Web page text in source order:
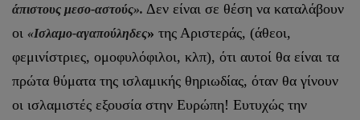
άπιστους μεσο-αστούς». Δεν είναι σε θέση να καταλάβουν
οι «Ισλαμο-αγαπούληδες» της Αριστεράς, (άθεοι,
φεμινίστριες, ομοφυλόφιλοι, κλπ), ότι αυτοί θα είναι τα
πρώτα θύματα της ισλαμικής θηριωδίας, όταν θα γίνουν
οι ισλαμιστές εξουσία στην Ευρώπη! Ευτυχώς την